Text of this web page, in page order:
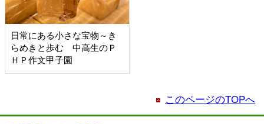
日常にある小さな宝物～き
らめきと歩む 中高生のＰ
ＨＰ作文甲子園
このページのTOPへ